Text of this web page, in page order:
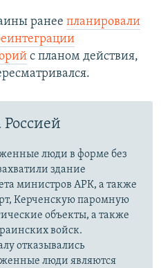
ранее планировали
с планом действия,
люди в форме без
здание
министров АРК, а также
Керченскую паромную
объекты, а также
войск.
отказывались
люди являются